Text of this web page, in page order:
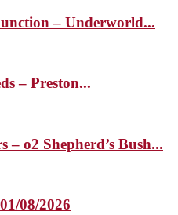
– Underworld...
– Preston...
o2 Shepherd’s Bush...
08/2026